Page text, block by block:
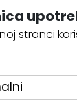
stranci